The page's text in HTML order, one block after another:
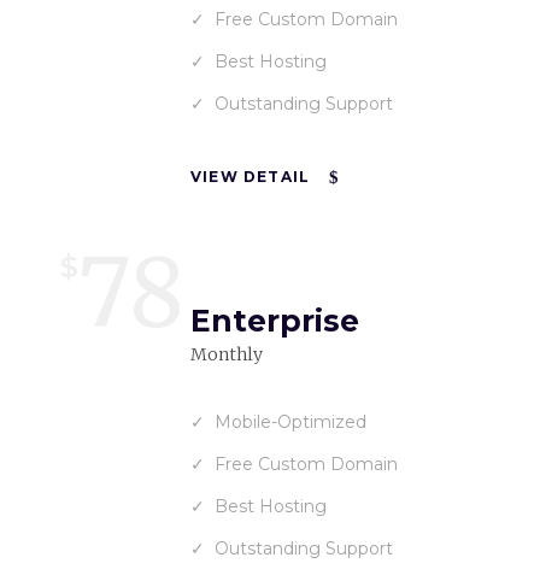
Free Custom Domain
Best Hosting
Outstanding Support
VIEW DETAIL
Enterprise
Monthly
Mobile-Optimized
Free Custom Domain
Best Hosting
Outstanding Support